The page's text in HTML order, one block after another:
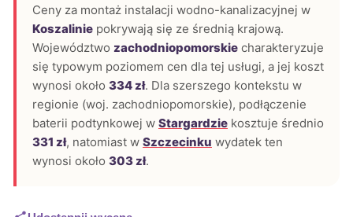
Ceny za montaż instalacji wodno-kanalizacyjnej w
Koszalinie pokrywają się ze średnią krajową.
Województwo zachodniopomorskie charakteryzuje
się typowym poziomem cen dla tej usługi, a jej koszt
wynosi około 334 zł. Dla szerszego kontekstu w
regionie (woj. zachodniopomorskie), podłączenie
baterii podtynkowej w Stargardzie kosztuje średnio
331 zł, natomiast w Szczecinku wydatek ten
wynosi około 303 zł.